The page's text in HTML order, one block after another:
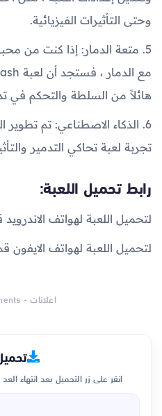
وحتى التأثيرات الفيزيائية.
5. متعة الدمار: إذا كنت من
هائلاً من السلطة والتحكم في
6. الذكاء الاصطناعي: تم تطوير
تجربة لعبة تحاكي التدمير
رابط تحميل اللعبة:
لتحميل اللعبة لهواتف الاندرويد
لتحميل اللعبة لهواتف الايفون
اعلانات - Advertisements
انقر على زر التحميل بعد انتهاء